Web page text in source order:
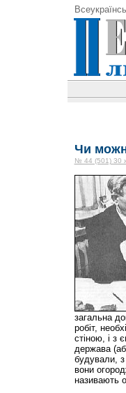
Чи
№ 44 (501) 30
загальна
робіт,
стіною, і з
держава
будували, з
вони
називають